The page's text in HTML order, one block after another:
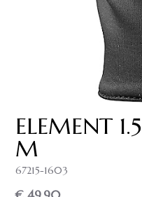
ELEMENT
M
67215-1603